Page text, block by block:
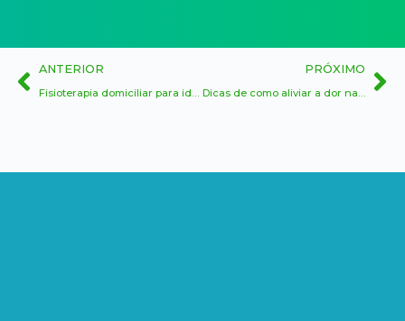
ANTERIOR
Fisioterapia domiciliar para idosos
PRÓXIMO
Dicas de como aliviar a dor nas costas